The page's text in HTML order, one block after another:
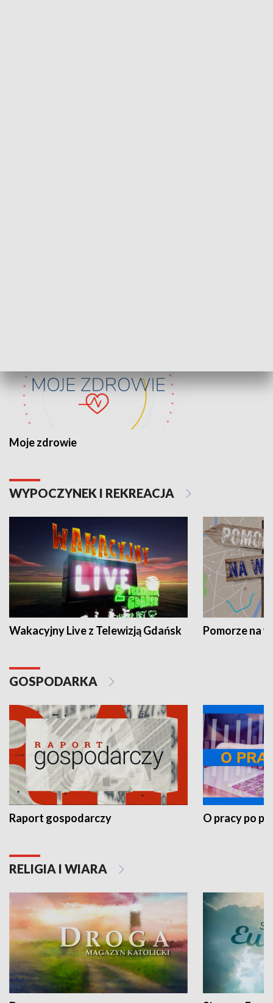
Moje zdrowie
WYPOCZYNEK I REKREACJA
Wakacyjny Live z Telewizją Gdańsk Pomorze na
GOSPODARKA
Raport gospodarczy O pracy po
RELIGIA I WIARA